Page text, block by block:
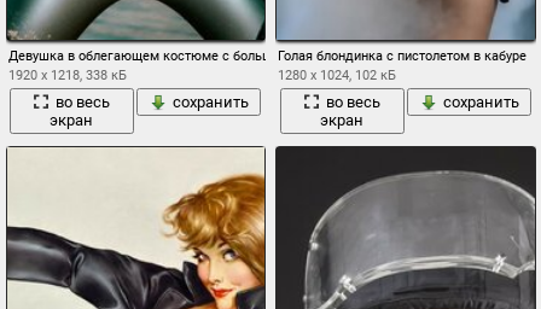
Девушка в облегающем костюме с большой открытой грудью и пистолетами
1920 x 1218, 338 кБ
во весь
экран
сохранить
Голая блондинка с пистолетом в кабуре
1280 x 1024, 102 кБ
во весь
экран
сохранить